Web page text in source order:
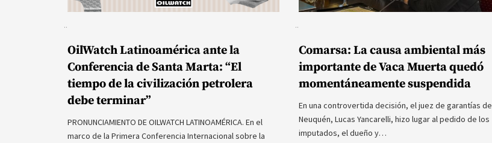
OilWatch Latinoamérica ante la
Conferencia de Santa Marta: “El
tiempo de la civilización petrolera
debe terminar”
PRONUNCIAMIENTO DE OILWATCH LATINOAMÉRICA. En el
marco de la Primera Conferencia Internacional sobre la
Comarsa: La causa ambiental más
importante de Vaca Muerta quedó
momentáneamente suspendida
En una controvertida decisión, el juez de garantías de
Neuquén, Lucas Yancarelli, hizo lugar al pedido de los
imputados, el dueño y…